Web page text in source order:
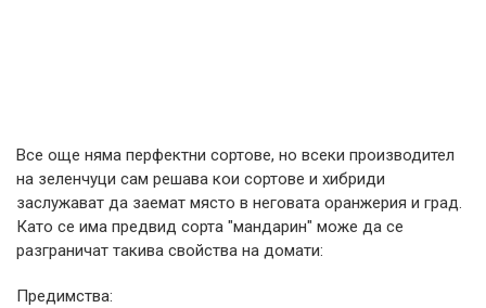
Все още няма перфектни сортове, но всеки производител
на зеленчуци сам решава кои сортове и хибриди
заслужават да заемат място в неговата оранжерия и град.
Като се има предвид сорта "мандарин" може да се
разграничат такива свойства на домати:
Предимства: